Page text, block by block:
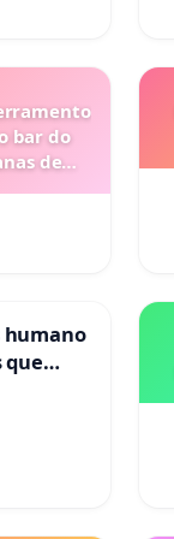
bar do
de
humano
que